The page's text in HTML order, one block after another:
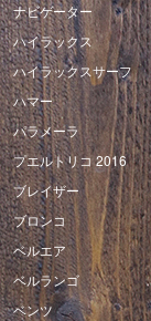
ナビゲーター
ハイラックス
ハイラックスサーフ
ハマー
パラメーラ
プエルトリコ 2016
ブレイザー
ブロンコ
ベルエア
ベルランゴ
ベンツ